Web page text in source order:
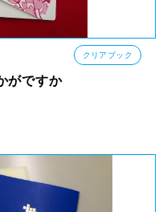
クリアブック
がですか